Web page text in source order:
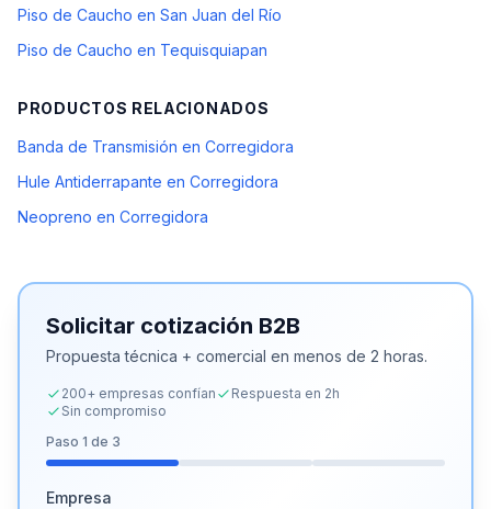
Piso de Caucho en San Juan del Río
Piso de Caucho en Tequisquiapan
PRODUCTOS RELACIONADOS
Banda de Transmisión en Corregidora
Hule Antiderrapante en Corregidora
Neopreno en Corregidora
Solicitar cotización B2B
Propuesta técnica + comercial en menos de 2 horas.
200+ empresas confían
Respuesta en 2h
Sin compromiso
Paso 1 de 3
Empresa